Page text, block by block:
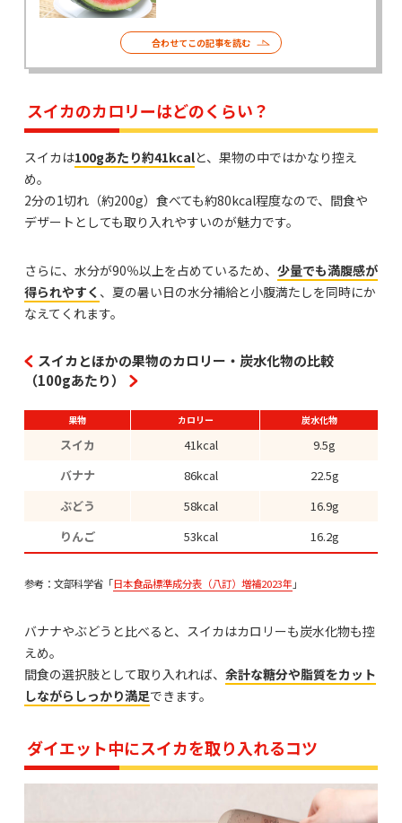
合わせてこの記事を読む
スイカのカロリーはどのくらい？
スイカは100gあたり約41kcalと、果物の中ではかなり控え
め。
2分の1切れ（約200g）食べても約80kcal程度なので、間食や
デザートとしても取り入れやすいのが魅力です。
さらに、水分が90％以上を占めているため、 少量でも満腹感が
得られやすく 、夏の暑い日の水分補給と小腹満たしを同時にか
なえてくれます。
スイカとほかの果物のカロリー・炭水化物の比較
（100gあたり）
果物 カロリー 炭水化物
スイカ 41kcal
9.5g
バナナ
86kcal
22.5g
ぶどう
58kcal
16.9g
りんご
53kcal 16.2g
参考：文部科学省「日本食品標準成分表（八訂）増補2023年」
バナナやぶどうと比べると、スイカはカロリーも炭水化物も控
えめ。
間食の選択肢として取り入れれば、 余計な糖分や脂質をカット
しながらしっかり満足できます。
ダイエット中にスイカを取り入れるコツ